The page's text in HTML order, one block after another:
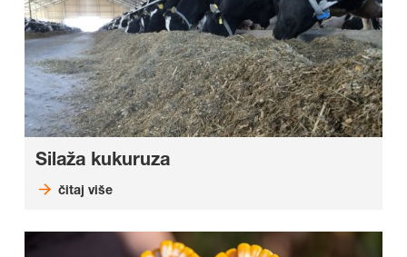
Silaža kukuruza
čitaj više